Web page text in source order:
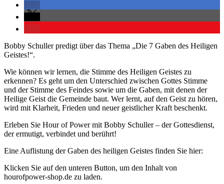
Bobby Schuller predigt über das Thema „Die 7 Gaben des Heiligen
Geistes!“.
Wie können wir lernen, die Stimme des Heiligen Geistes zu
erkennen? Es geht um den Unterschied zwischen Gottes Stimme
und der Stimme des Feindes sowie um die Gaben, mit denen der
Heilige Geist die Gemeinde baut. Wer lernt, auf den Geist zu hören,
wird mit Klarheit, Frieden und neuer geistlicher Kraft beschenkt.
Erleben Sie Hour of Power mit Bobby Schuller – der Gottesdienst,
der ermutigt, verbindet und berührt!
Eine Auflistung der Gaben des heiligen Geistes finden Sie hier:
Klicken Sie auf den unteren Button, um den Inhalt von
hourofpower-shop.de zu laden.